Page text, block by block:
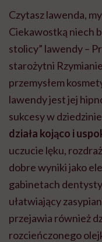
Czytasz lawenda,
Ciekawostką niech
stolicy” lawendy –
starożytni
przemysłem
lawendy jest jej
sukcesy w
działa kojąco i
uczucie lęku,
dobre wyniki jako
gabinetach
ułatwiający
przejawia również
rozcieńczonego